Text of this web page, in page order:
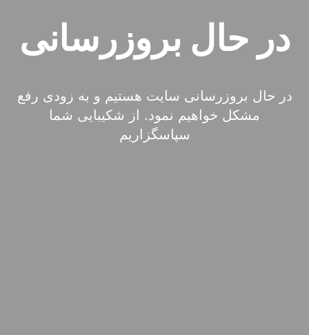
در حال بروزرسانی
در حال بروزرسانی سایت هستیم و به زودی رفع
مشکل خواهیم نمود. از شکیبایی شما
سپاسگزاریم